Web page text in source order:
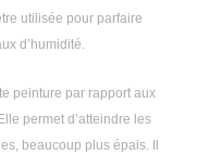
utilisée pour parfaire
d’humidité.
peinture par rapport aux
permet d’atteindre les
beaucoup plus épais. Il